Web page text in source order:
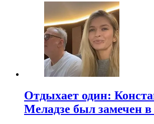
Отдыхает один:
Меладзе был замечен в